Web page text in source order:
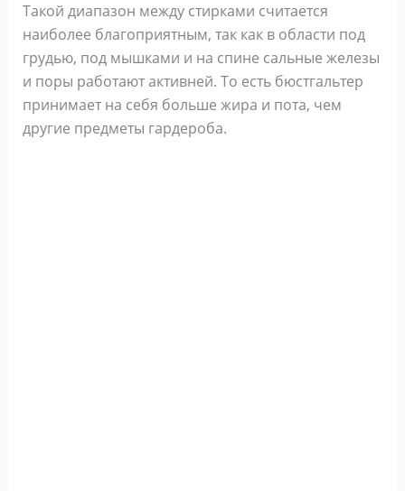
Такой диапазон между стирками считается
наиболее благоприятным, так как в области под
грудью, под мышками и на спине сальные железы
и поры работают активней. То есть бюстгальтер
принимает на себя больше жира и пота, чем
другие предметы гардероба.